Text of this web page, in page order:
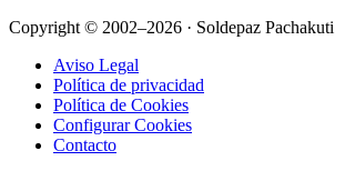
Copyright © 2002–2026 · Soldepaz Pachakuti
Aviso Legal
Política de privacidad
Política de Cookies
Configurar Cookies
Contacto